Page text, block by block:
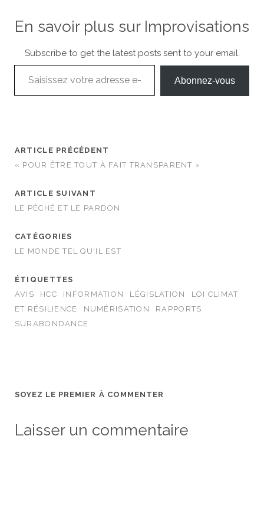
En savoir plus sur Improvisations
Subscribe to get the latest posts sent to your email.
Saisissez votre adresse e-mail…
Abonnez-vous
ARTICLE PRÉCÉDENT
« POUR ÊTRE TOUT À FAIT TRANSPARENT »
ARTICLE SUIVANT
LE PÉCHÉ ET LE PARDON
CATÉGORIES
LE MONDE TEL QU'IL EST
ÉTIQUETTES
AVIS
HCC INFORMATION LÉGISLATION
LOI CLIMAT
ET RÉSILIENCE
NUMÉRISATION
RAPPORTS
SURABONDANCE
SOYEZ LE PREMIER À COMMENTER
Laisser un commentaire